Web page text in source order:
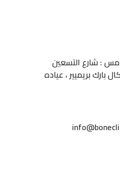
: شارع التسعين
بارك بريميير ، عياده